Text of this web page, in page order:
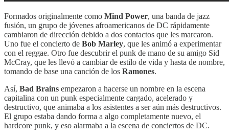
Formados originalmente como Mind Power, una banda de jazz
fusión, un grupo de jóvenes afroamericanos de DC rápidamente
cambiaron de dirección debido a dos contactos que les marcaron.
Uno fue el concierto de Bob Marley, que les animó a experimentar
con el reggae. Otro fue descubrir el punk de mano de su amigo Sid
McCray, que les llevó a cambiar de estilo de vida y hasta de nombre,
tomando de base una canción de los Ramones.
Así, Bad Brains empezaron a hacerse un nombre en la escena
capitalina con un punk especialmente cargado, acelerado y
destructivo, que animaba a los asistentes a ser aún más destructivos.
El grupo estaba dando forma a algo completamente nuevo, el
hardcore punk, y eso alarmaba a la escena de conciertos de DC.